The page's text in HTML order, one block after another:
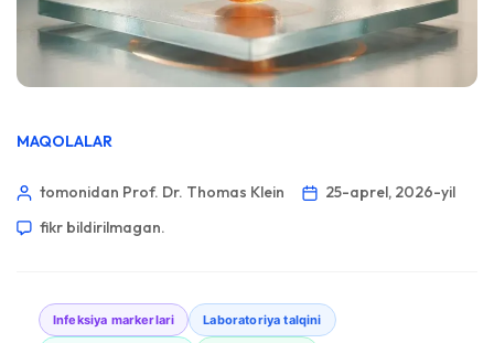
MAQOLALAR
tomonidan Prof. Dr. Thomas Klein
25-aprel, 2026-yil
fikr bildirilmagan.
Infeksiya markerlari Laboratoriya talqini